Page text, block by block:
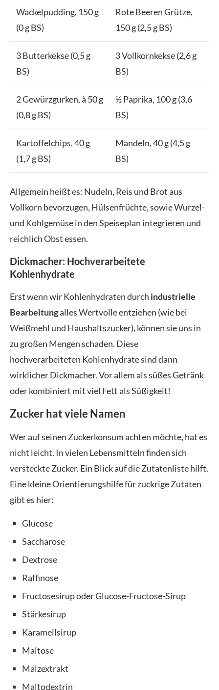
Wackelpudding, 150 g
(0 g BS)
Rote Beeren Grütze,
150 g (2,5 g BS)
3 Butterkekse (0,5 g
BS)
3 Vollkornkekse (2,6 g
BS)
2 Gewürzgurken, à 50 g
(0,8 g BS)
½ Paprika, 100 g (3,6
BS)
Kartoffelchips, 40 g
(1,7 g BS)
Mandeln, 40 g (4,5 g
BS)
Allgemein heißt es: Nudeln, Reis und Brot aus
Vollkorn bevorzugen, Hülsenfrüchte, sowie Wurzel-
und Kohlgemüse in den Speiseplan integrieren und
reichlich Obst essen.
Dickmacher: Hochverarbeitete
Kohlenhydrate
Erst wenn wir Kohlenhydraten durch industrielle
Bearbeitungalles Wertvolle entziehen (wie bei
Weißmehl und Haushaltszucker), können sie uns in
zu großen Mengen schaden. Diese
hochverarbeiteten Kohlenhydrate sind dann
wirklicher Dickmacher. Vor allem als süßes Getränk
oder kombiniert mit viel Fett als Süßigkeit!
Zucker hat viele Namen
Wer auf seinen Zuckerkonsum achten möchte, hat es
nicht leicht. In vielen Lebensmitteln finden sich
versteckte Zucker. Ein Blick auf die Zutatenliste hilft.
Eine kleine Orientierungshilfe für zuckrige Zutaten
gibt es hier:
Glucose
Saccharose
Dextrose
Raffinose
Fructosesirup oder Glucose-Fructose-Sirup
Stärkesirup
Karamellsirup
Maltose
Malzextrakt
Maltodextrin